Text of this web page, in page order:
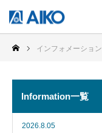
インフォメーション
Information一覧
2026.8.05